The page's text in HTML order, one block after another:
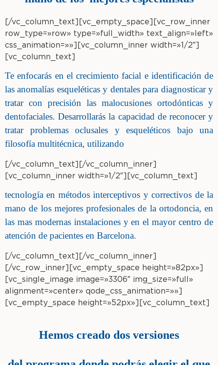
[/vc_column_text][vc_empty_space][vc_row_inner
row_type=»row» type=»full_width» text_align=»left»
css_animation=»»][vc_column_inner width=»1/2″]
[vc_column_text]
Te enfocarás en el crecimiento facial e identificación de
las anomalías esqueléticas y dentales para diagnosticar y
tratar con precisión las malocusiones ortodónticas y
dentofaciales. Desarrollarás la capacidad de reconocer y
tratar problemas oclusales y esqueléticos bajo una
filosofía multitécnica, utilizando
[/vc_column_text][/vc_column_inner]
[vc_column_inner width=»1/2″][vc_column_text]
tecnología en métodos interceptivos y correctivos de la
mano de los mejores profesionales de la ortodoncia, en
las mas modernas instalaciones y en el mayor centro de
atención de pacientes en Barcelona.
[/vc_column_text][/vc_column_inner]
[/vc_row_inner][vc_empty_space height=»82px»]
[vc_single_image image=»3306″ img_size=»full»
alignment=»center» qode_css_animation=»»]
[vc_empty_space height=»52px»][vc_column_text]
Hemos creado dos versiones